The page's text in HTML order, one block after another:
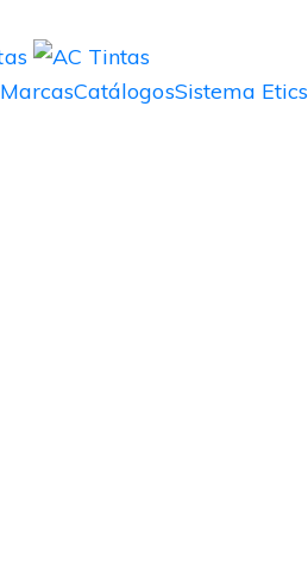
MarcasCatálogosSistema Etics